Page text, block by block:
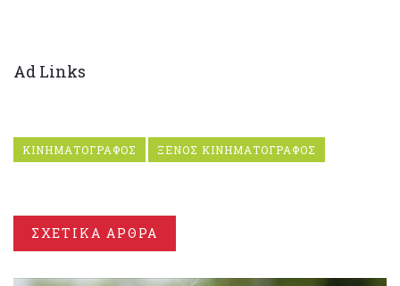
Ad Links
ΚΙΝΗΜΑΤΟΓΡΑΦΟΣ ΞΕΝΟΣ ΚΙΝΗΜΑΤΟΓΡΑΦΟΣ
ΣΧΕΤΙΚΑ ΑΡΘΡΑ